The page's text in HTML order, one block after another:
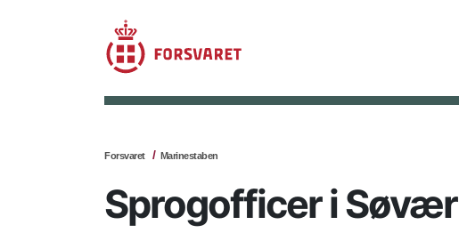
Forsvaret Marinestaben
Sprogofficer i